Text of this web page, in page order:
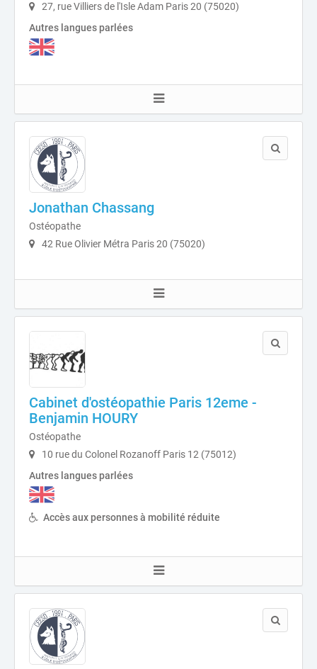
27, rue Villiers de l'Isle Adam Paris 20 (75020)
Autres langues parlées
Jonathan Chassang
Ostéopathe
42 Rue Olivier Métra Paris 20 (75020)
Cabinet d'ostéopathie Paris 12eme -
Benjamin HOURY
Ostéopathe
10 rue du Colonel Rozanoff Paris 12 (75012)
Autres langues parlées
Accès aux personnes à mobilité réduite